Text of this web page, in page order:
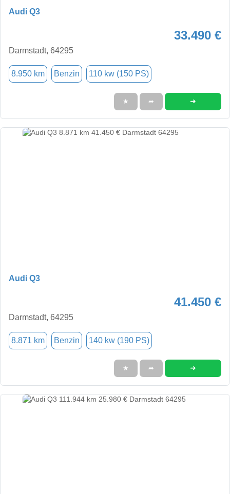
Audi Q3
33.490 €
Darmstadt, 64295
8.950 km Benzin 110 kw (150 PS)
★ ➦ ➜
Audi Q3
41.450 €
Darmstadt, 64295
8.871 km Benzin 140 kw (190 PS)
★ ➦ ➜